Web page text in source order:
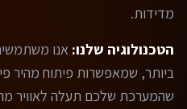
מדידות.
הטכנולוגיה שלנו: אנו
שהמערכת שלכם תעלה לאוויר